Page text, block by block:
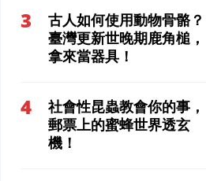
古人如何使用動物骨骼？
臺灣更新世晚期鹿角槌，
拿來當器具！
社會性昆蟲教會你的事，
郵票上的蜜蜂世界透玄
機！